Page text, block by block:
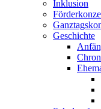
Inklusion
Geschichte